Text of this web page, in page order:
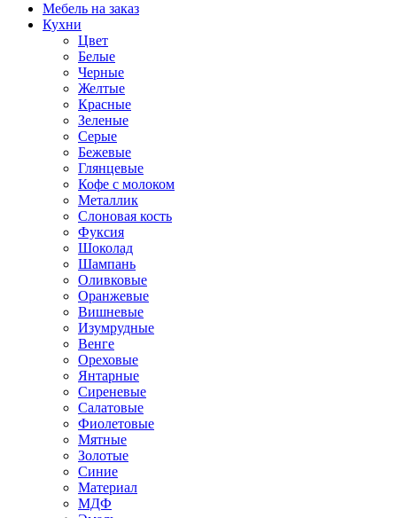
Мебель на заказ
Кухни
Цвет
Белые
Черные
Желтые
Красные
Зеленые
Серые
Бежевые
Глянцевые
Кофе с молоком
Металлик
Слоновая кость
Фуксия
Шоколад
Шампань
Оливковые
Оранжевые
Вишневые
Изумрудные
Венге
Ореховые
Янтарные
Сиреневые
Салатовые
Фиолетовые
Мятные
Золотые
Синие
Материал
МДФ